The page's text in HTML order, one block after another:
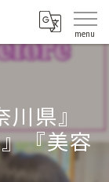
県』
『美容